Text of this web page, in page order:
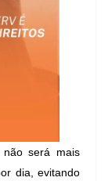
será mais
dia, evitando